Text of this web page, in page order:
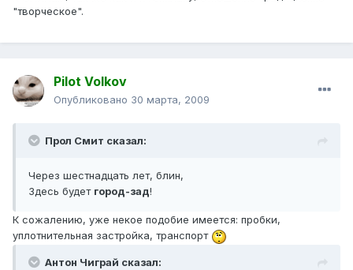
"творческое".
Pilot Volkov
Опубликовано 30 марта, 2009
Прол Смит сказал:
Через шестнадцать лет, блин,
Здесь будет город-зад!
К сожалению, уже некое подобие имеется: пробки,
уплотнительная застройка, транспорт
Антон Чиграй сказал: